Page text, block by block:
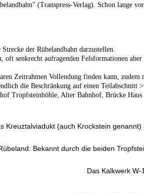
(Transpress-Verlag). Schon lange
der Rübelandbahn darzustellen.
senkrecht aufragenden Felsformationen
Zeitrahmen Vollendung finden kann,
die Beschränkung auf einen Teilabschnitt
Tropfsteinhöhle, Alter Bahnhof, Brücke Haus
Kreuztalviadukt (auch Krockstein genannt)
Bekannt durch die beiden
Das Kalkwerk W-1